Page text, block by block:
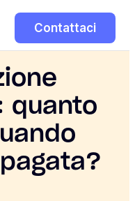
Contattaci
quanto